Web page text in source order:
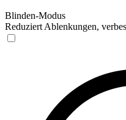
Blinden-Modus
Reduziert Ablenkungen,